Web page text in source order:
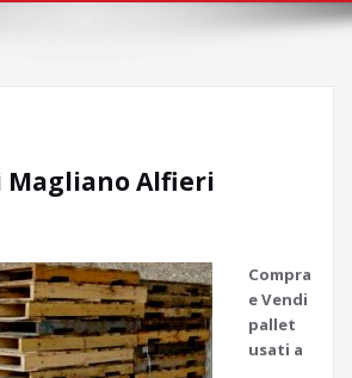
Magliano Alfieri
Compra
e Vendi
pallet
usati a